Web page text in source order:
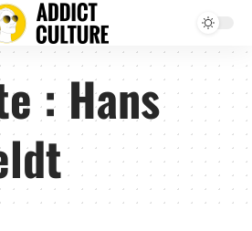
:Hans